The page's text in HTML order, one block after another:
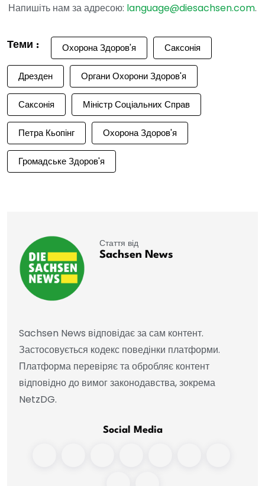
Напишіть нам за адресою: language@diesachsen.com.
Теми : Охорона Здоров'я Саксонія
Дрезден Органи Охорони Здоров'я
Саксонія Міністр Соціальних Справ
Петра Кьопінг Охорона Здоров'я
Громадське Здоров'я
Стаття від
Sachsen News
Sachsen News відповідає за сам контент.
Застосовується кодекс поведінки платформи.
Платформа перевіряє та обробляє контент
відповідно до вимог законодавства, зокрема
NetzDG.
Social Media